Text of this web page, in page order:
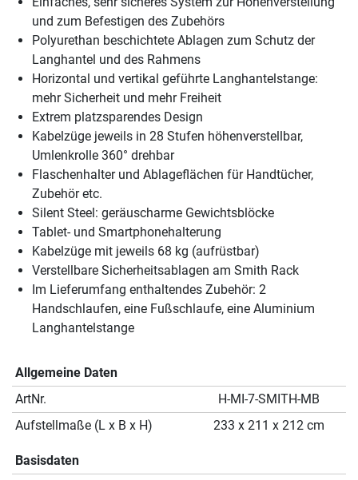
und zum Befestigen des Zubehörs
Polyurethan beschichtete Ablagen zum Schutz der
Langhantel und des Rahmens
Horizontal und vertikal geführte Langhantelstange:
mehr Sicherheit und mehr Freiheit
Extrem platzsparendes Design
Kabelzüge jeweils in 28 Stufen höhenverstellbar,
Umlenkrolle 360° drehbar
Flaschenhalter und Ablageflächen für Handtücher,
Zubehör etc.
Silent Steel: geräuscharme Gewichtsblöcke
Tablet- und Smartphonehalterung
Kabelzüge mit jeweils 68 kg (aufrüstbar)
Verstellbare Sicherheitsablagen am Smith Rack
Im Lieferumfang enthaltendes Zubehör: 2
Handschlaufen, eine Fußschlaufe, eine Aluminium
Langhantelstange
Allgemeine Daten
ArtNr.
H-MI-7-SMITH-MB
Aufstellmaße (L x B x H)
233 x 211 x 212 cm
Basisdaten